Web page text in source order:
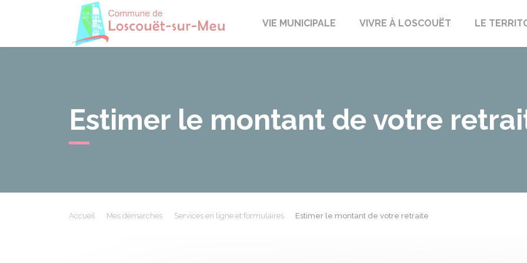
Loscouët-sur-Meu
VIE MUNICIPALE VIVRE À LOSCOUËT LE
Estimer le montant de votre
Accueil Mes démarches Services en ligne et formulaires Estimer le montant de votre retraite